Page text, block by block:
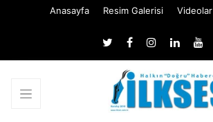
Anasayfa Resim Galerisi Videolar